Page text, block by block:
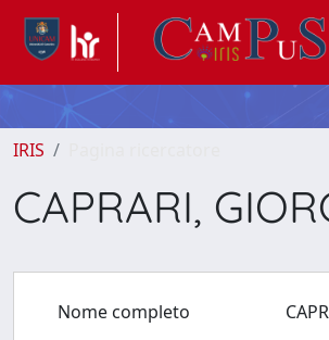
IRIS
CAPRARI,
Nome completo